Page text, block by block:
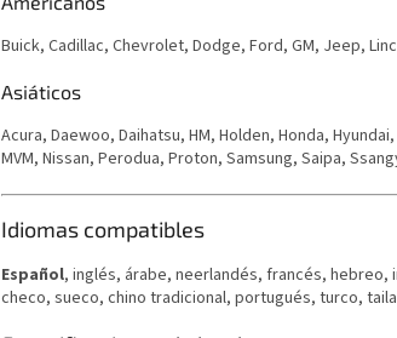
Buick, Cadillac, Chevrolet, Dodge, Ford, GM, Jeep,
Asiáticos
Acura, Daewoo, Daihatsu, HM, Holden, Honda,
MVM, Nissan, Perodua, Proton, Samsung, Saipa,
Idiomas compatibles
Español, inglés, árabe, neerlandés, francés,
checo, sueco, chino tradicional, portugués, turco,